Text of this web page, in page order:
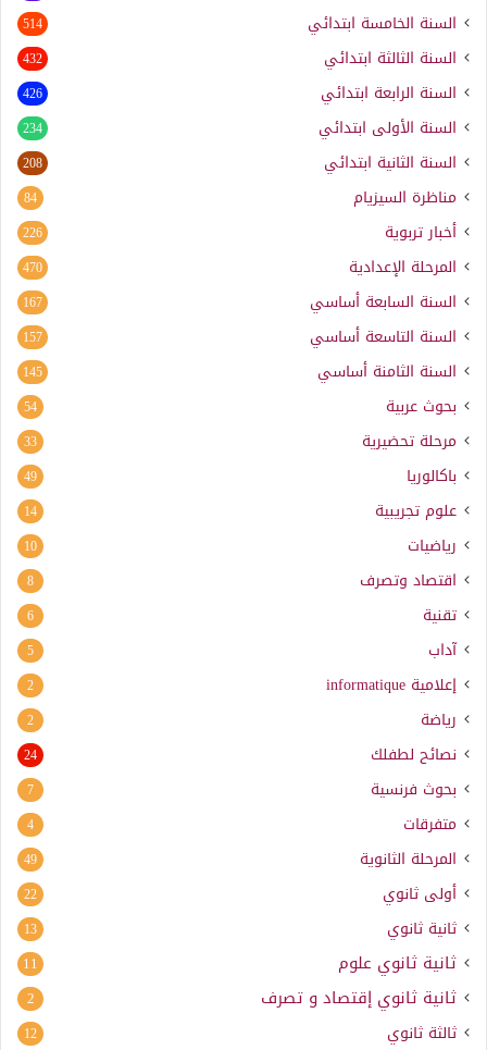
السنة الخامسة ابتدائي 514
السنة الثالثة ابتدائي 432
السنة الرابعة ابتدائي 426
السنة الأولى ابتدائي 234
السنة الثانية ابتدائي 208
مناظرة السيزيام 84
أخبار تربوية 226
المرحلة الإعدادية 470
السنة السابعة أساسي 167
السنة التاسعة أساسي 157
السنة الثامنة أساسي 145
بحوث عربية 54
مرحلة تحضيرية 33
باكالوريا 49
علوم تجريبية 14
رياضيات 10
اقتصاد وتصرف 8
تقنية 6
آداب 5
إعلامية informatique
2
رياضة 2
نصائح لطفلك 24
بحوث فرنسية 7
متفرقات 4
المرحلة الثانوية 49
أولى ثانوي 22
ثانية ثانوي 13
ثانية ثانوي علوم 11
ثانية ثانوي إقتصاد و تصرف 2
ثالثة ثانوي 12